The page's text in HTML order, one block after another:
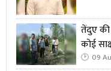
तेंदुए की
कोई
09